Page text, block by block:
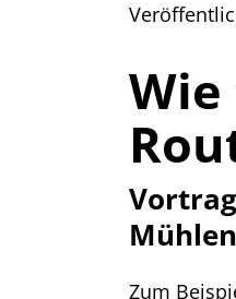
Zum